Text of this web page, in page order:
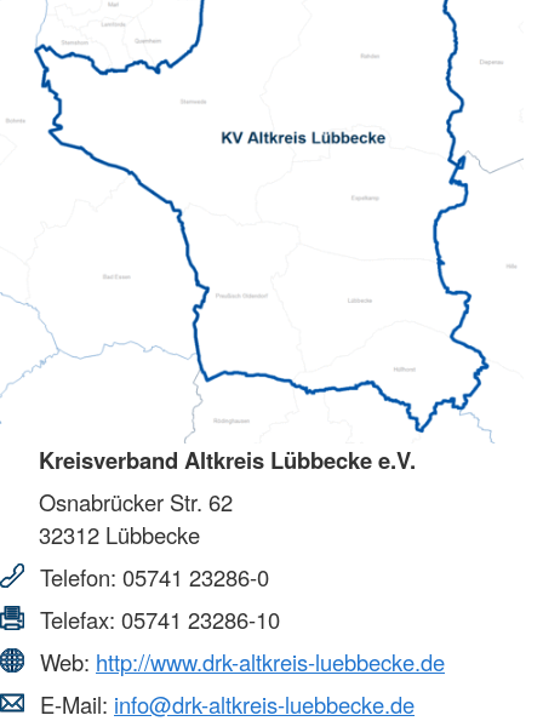
Kreisverband Altkreis Lübbecke e.V.
Osnabrücker Str. 62
32312 Lübbecke
Telefon: 05741 23286-0
Telefax: 05741 23286-10
Web: http://www.drk-altkreis-luebbecke.de
E-Mail: info@drk-altkreis-luebbecke.de